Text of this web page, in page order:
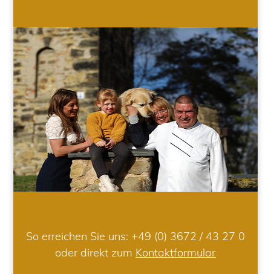
So erreichen Sie uns: +49 (0) 3672 / 43 27 0
oder direkt zum Kontaktformular